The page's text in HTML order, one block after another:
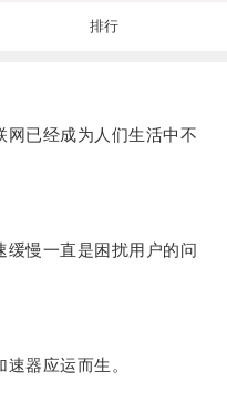
排行
已经成为人们生活中不
慢一直是困扰用户的问
器应运而生。